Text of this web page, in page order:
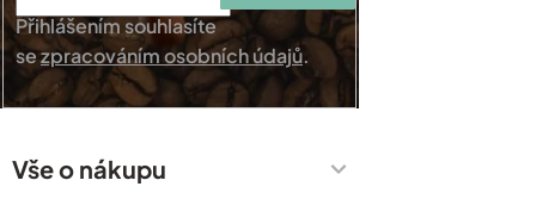
Přihlášením souhlasíte
sezpracováním osobních údajů.
Vše o nákupu